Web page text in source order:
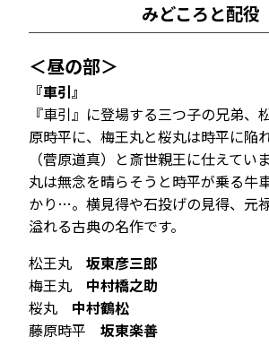
みどころと配役
＜昼の部＞
『車引』
『車引』に登場する三つ子の兄弟、
原時平に、梅王丸と桜丸は時平に陥
（菅原道真）と斎世親王に仕えてい
丸は無念を晴らそうと時平が乗る牛
かり…。横見得や石投げの見得、元
溢れる古典の名作です。
松王丸 坂東彦三郎
梅王丸 中村橋之助
桜丸 中村鶴松
藤原時平 坂東楽善